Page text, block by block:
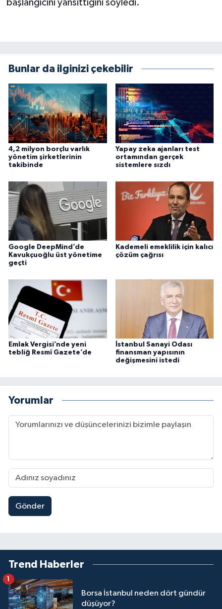
başlangıcını yansıttığını söyledi.
Bunlar da ilginizi çekebilir
4,2 milyon borçlu varlık
yönetim şirketlerinin
takibinde
Yapay zeka ajanları test
ortamından gerçek
sistemlere sızdı
Google DeepMind’de
Kavukçuoğlu üst yönetime
geçti
Kademeli emeklilik için kalıcı
çözüm çağrısı
Emlak Vergisi’nde yeni
tebliğ Resmî Gazete’de
İstanbul Sanayi Odası
finansman yapısının
değişmesini istedi
Yorumlar
Gönder
Trend Haberler
Borsa İstanbul neden dört gündür
düşüyor?
1